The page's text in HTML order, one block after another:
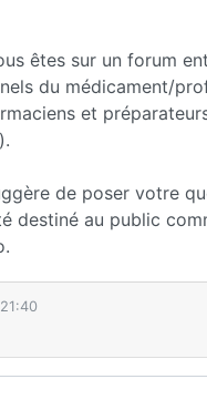
êtes sur un forum
du médicament/
et
de poser votre
destiné au public